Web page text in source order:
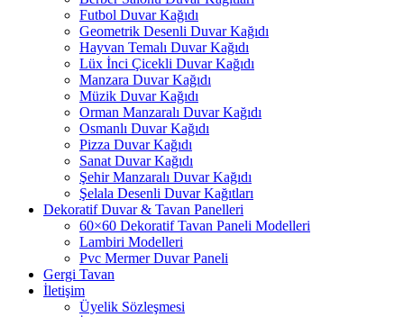
Futbol Duvar Kağıdı
Geometrik Desenli Duvar Kağıdı
Hayvan Temalı Duvar Kağıdı
Lüx İnci Çicekli Duvar Kağıdı
Manzara Duvar Kağıdı
Müzik Duvar Kağıdı
Orman Manzaralı Duvar Kağıdı
Osmanlı Duvar Kağıdı
Pizza Duvar Kağıdı
Sanat Duvar Kağıdı
Şehir Manzaralı Duvar Kağıdı
Şelala Desenli Duvar Kağıtları
Dekoratif Duvar & Tavan Panelleri
60×60 Dekoratif Tavan Paneli Modelleri
Lambiri Modelleri
Pvc Mermer Duvar Paneli
Gergi Tavan
İletişim
Üyelik Sözleşmesi